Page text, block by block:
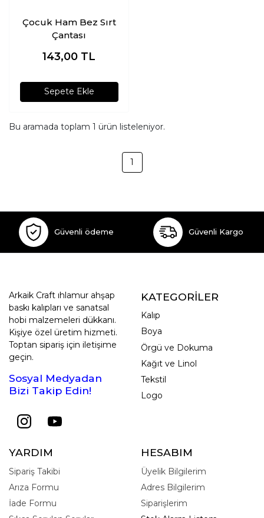
Çocuk Ham Bez Sırt
Çantası
143,00 TL
Sepete Ekle
Bu aramada toplam 1 ürün listeleniyor.
1
Güvenli ödeme Güvenli Kargo
Arkaik Craft ıhlamur ahşap
baskı kalıpları ve sanatsal
hobi malzemeleri dükkanı.
Kişiye özel üretim hizmeti.
Toptan sipariş için iletişime
geçin.
Sosyal Medyadan
Bizi Takip Edin!
KATEGORİLER
Kalıp
Boya
Örgü ve Dokuma
Kağıt ve Linol
Tekstil
Logo
YARDIM
Sipariş Takibi
Arıza Formu
İade Formu
HESABIM
Üyelik Bilgilerim
Adres Bilgilerim
Siparişlerim